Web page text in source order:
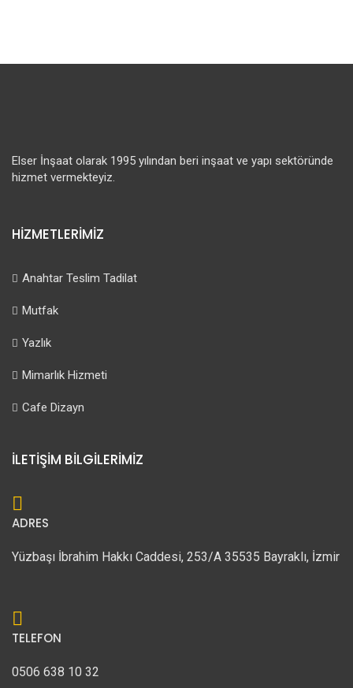
Elser İnşaat olarak 1995 yılından beri inşaat ve yapı sektöründe
hizmet vermekteyiz.
HİZMETLERİMİZ
Anahtar Teslim Tadilat
Mutfak
Yazlık
Mimarlık Hizmeti
Cafe Dizayn
İLETİŞİM BİLGİLERİMİZ
ADRES
Yüzbaşı İbrahim Hakkı Caddesi, 253/A 35535 Bayraklı, İzmir
TELEFON
0506 638 10 32